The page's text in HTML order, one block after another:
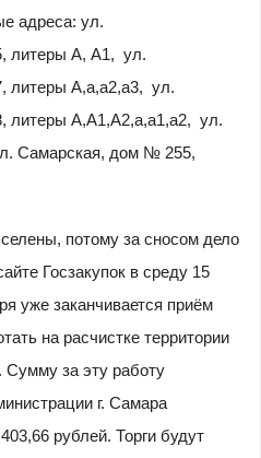
адреса: ул.
литеры А, А1, ул.
литеры А,а,а2,а3, ул.
литеры А,А1,А2,а,а1,а2, ул.
Самарская, дом № 255,
потому за сносом дело
Госзакупок в среду 15
уже заканчивается приём
на расчистке территории
Сумму за эту работу
г. Самара
рублей. Торги будут